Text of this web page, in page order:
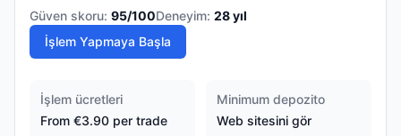
Güven skoru: 95/100Deneyim: 28yıl
İşlem Yapmaya Başla
İşlem ücretleri
From €3.90 per trade
Minimum depozito
Web sitesini gör